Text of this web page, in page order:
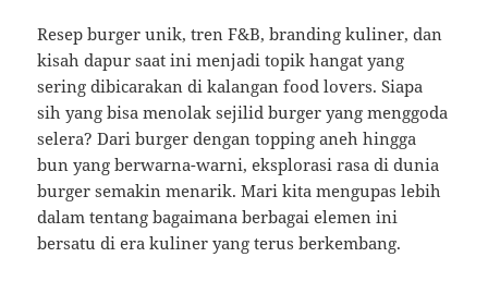
Resep burger unik, tren F&B, branding kuliner, dan
kisah dapur saat ini menjadi topik hangat yang
sering dibicarakan di kalangan food lovers. Siapa
sih yang bisa menolak sejilid burger yang menggoda
selera? Dari burger dengan topping aneh hingga
bun yang berwarna-warni, eksplorasi rasa di dunia
burger semakin menarik. Mari kita mengupas lebih
dalam tentang bagaimana berbagai elemen ini
bersatu di era kuliner yang terus berkembang.